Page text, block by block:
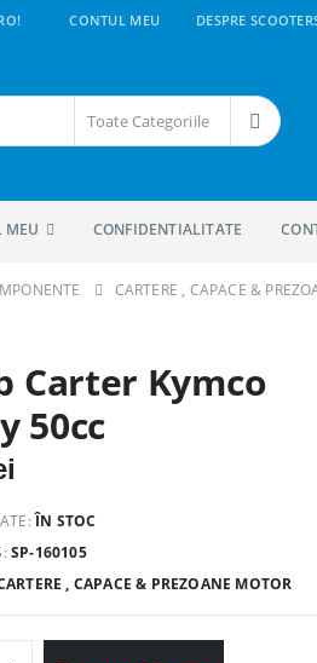
CONTUL MEU DESPRE
Toate Categoriile
MEU CONFIDENTIALITATE
CARTERE , CAPACE &
Carter Kymco
50cc
ÎN STOC
SP-160105
, CAPACE & PREZOANE MOTOR